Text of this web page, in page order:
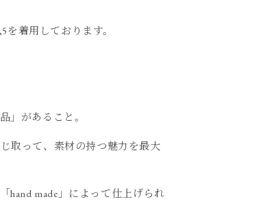
を着用しております。
」があること。
取って、素材の持つ魅力を最大
hand made」によって仕上げられ